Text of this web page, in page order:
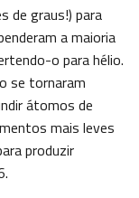
de graus!) para
a maioria
o para hélio.
se tornaram
átomos de
mais leves
produzir